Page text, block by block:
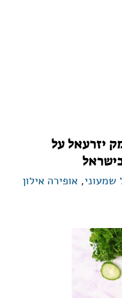
יזרעאל על
שמעוני, אופירה אילון